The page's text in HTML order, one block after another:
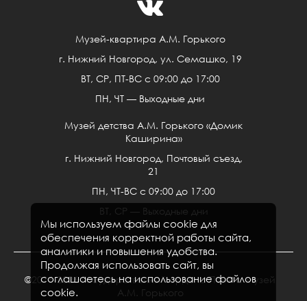
Музей-квартира А.М. Горького
г. Нижний Новгород, ул. Семашко, 19
ВТ, СР, ПТ-ВС c 09:00 до 17:00
ПН, ЧТ — Выходные дни
Музей детства А.М. Горького «Домик
Каширина»
г. Нижний Новгород, Почтовый съезд,
21
ПН, ЧТ-ВС c 09:00 до 17:00
ВТ, СР — Выходные дни
©2016-2026 Государственный ордена Почёта музей
А.М. Горького
Мы используем файлы cookie для
обеспечения корректной работы сайта,
аналитики и повышения удобства.
Продолжая использовать сайт, вы
соглашаетесь на использование файлов
cookie.